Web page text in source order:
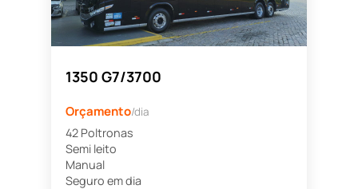
1350 G7/3700
Orçamento/dia
42 Poltronas
Semi leito
Manual
Seguro em dia